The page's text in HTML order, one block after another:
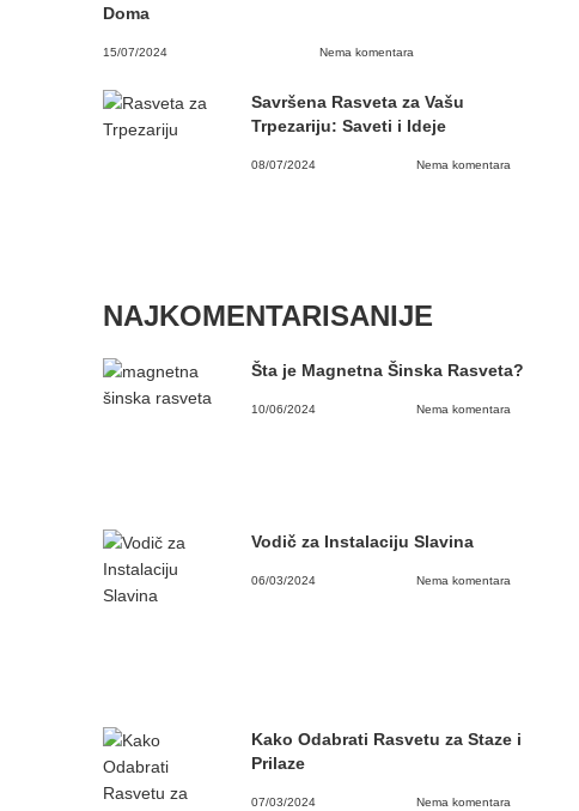
Doma
15/07/2024 Nema komentara
Savršena Rasveta za Vašu
Trpezariju: Saveti i Ideje
08/07/2024 Nema komentara
NAJKOMENTARISANIJE
Šta je Magnetna Šinska Rasveta?
10/06/2024 Nema komentara
Vodič za Instalaciju Slavina
06/03/2024 Nema komentara
Kako Odabrati Rasvetu za Staze i
Prilaze
07/03/2024 Nema komentara